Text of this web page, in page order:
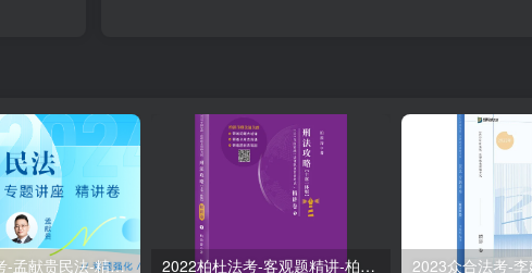
2024众合法考-孟献贵民法-精讲卷.pdf 2022柏杜法考-客观题精讲-柏浪涛刑法攻略.pdf